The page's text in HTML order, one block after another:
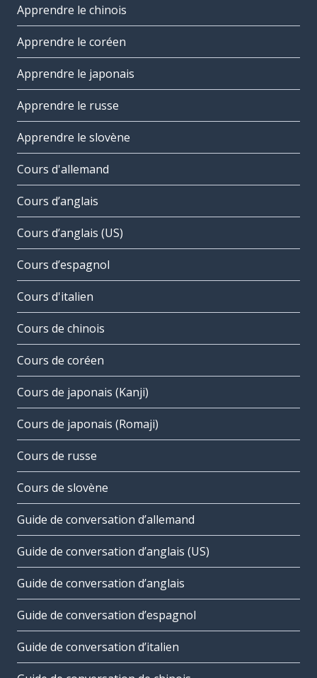
Apprendre le chinois
Apprendre le coréen
Apprendre le japonais
Apprendre le russe
Apprendre le slovène
Cours d'allemand
Cours d’anglais
Cours d’anglais (US)
Cours d’espagnol
Cours d'italien
Cours de chinois
Cours de coréen
Cours de japonais (Kanji)
Cours de japonais (Romaji)
Cours de russe
Cours de slovène
Guide de conversation d’allemand
Guide de conversation d’anglais (US)
Guide de conversation d’anglais
Guide de conversation d’espagnol
Guide de conversation d’italien